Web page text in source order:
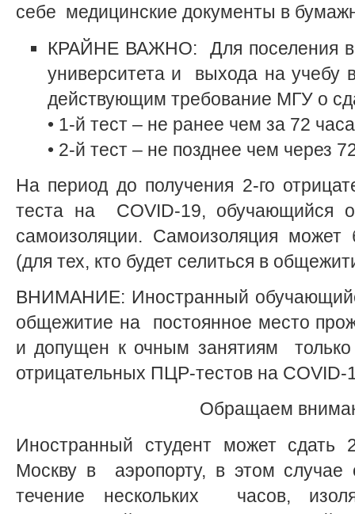
себе медицинские документы в
КРАЙНЕ ВАЖНО: Для поселения в
университета и выхода на учебу
действующим требование МГУ о
• 1-й тест – не ранее чем за 72
• 2-й тест – не позднее чем через
На период до получения 2-го
теста на COVID-19, обучающийся
самоизоляции. Самоизоляция
(для тех, кто будет селиться в
ВНИМАНИЕ: Иностранный
общежитие на постоянное место
и допущен к очным занятиям только
отрицательных ПЦР-тестов на COVID-
Обращаем
Иностранный студент может
Москву в аэропорту, в этом случае
течение нескольких часов,